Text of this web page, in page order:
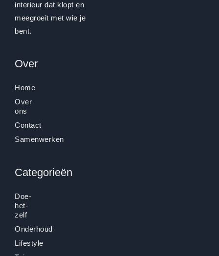
interieur dat klopt en
meegroeit met wie je
bent.
Over
Home
Over
ons
Contact
Samenwerken
Categorieën
Doe-
het-
zelf
Onderhoud
Lifestyle